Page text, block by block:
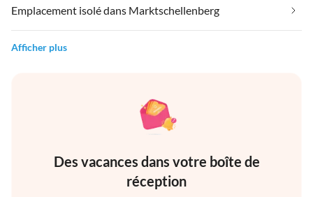
Emplacement isolé dans Marktschellenberg
Afficher plus
Des vacances dans votre boîte de
réception